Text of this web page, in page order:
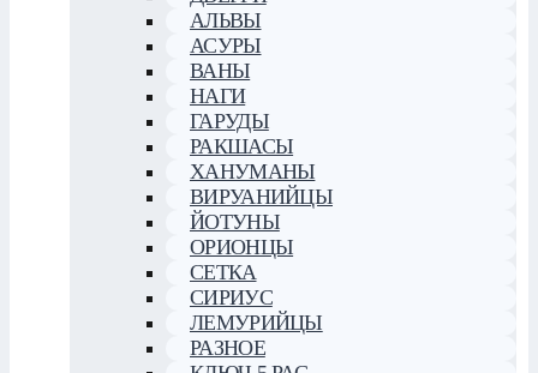
АЛЬВЫ
АСУРЫ
ВАНЫ
НАГИ
ГАРУДЫ
РАКШАСЫ
ХАНУМАНЫ
ВИРУАНИЙЦЫ
ЙОТУНЫ
ОРИОНЦЫ
СЕТКА
СИРИУС
ЛЕМУРИЙЦЫ
РАЗНОЕ